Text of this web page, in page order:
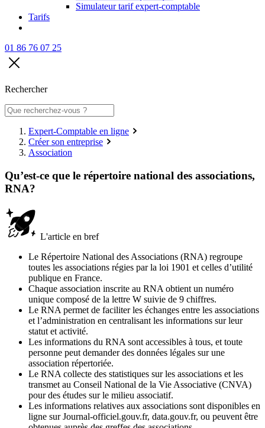
Simulateur tarif expert-comptable
Tarifs
01 86 76 07 25
Rechercher
Expert-Comptable en ligne
Créer son entreprise
Association
Qu’est-ce que le répertoire national des associations,
RNA?
L'article en bref
Le Répertoire National des Associations (RNA) regroupe
toutes les associations régies par la loi 1901 et celles d’utilité
publique en France.
Chaque association inscrite au RNA obtient un numéro
unique composé de la lettre W suivie de 9 chiffres.
Le RNA permet de faciliter les échanges entre les associations
et l’administration en centralisant les informations sur leur
statut et activité.
Les informations du RNA sont accessibles à tous, et toute
personne peut demander des données légales sur une
association répertoriée.
Le RNA collecte des statistiques sur les associations et les
transmet au Conseil National de la Vie Associative (CNVA)
pour des études sur le milieu associatif.
Les informations relatives aux associations sont disponibles en
ligne sur Journal-officiel.gouv.fr, data.gouv.fr, ou peuvent être